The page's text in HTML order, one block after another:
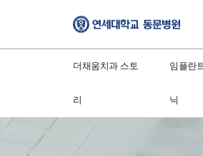
더채움치과 스토
리
임플란
닉